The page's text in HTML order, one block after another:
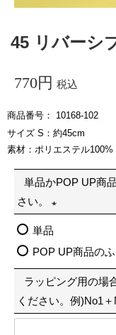
45 リバーシ
770 税込
商品番号
10168-102
サイズ S：約45cm
素材：ポリエステル100%
単品かPOP UP商
さい。
必
)
単品
POP UP商品の
ラッピング用の場
ください。例)No1